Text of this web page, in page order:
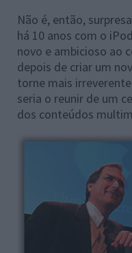
Não é, então,
há 10 anos com o
novo e ambicioso ao
depois de criar um
torne mais
seria o reunir de um
dos conteúdos